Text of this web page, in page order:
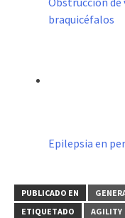
braquicéfalos
Epilepsia en
PUBLICADO EN
ETIQUETADO
AGILITY